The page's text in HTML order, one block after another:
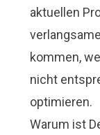
aktuellen
kommen,
nicht
optimieren.
Warum ist